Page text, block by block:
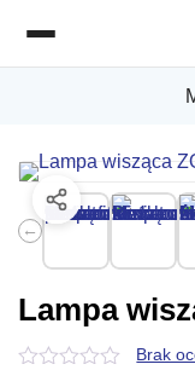
←
Lampa
Brak